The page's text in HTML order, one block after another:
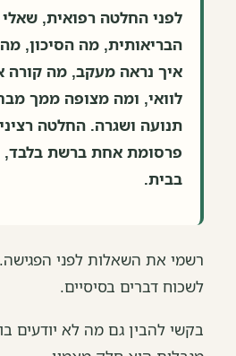
לפני החלטה רפואית,
הבריאותית, מה הסיכון,
איך נראה מעקב, מה קורה
לוואי, ומה מצופה ממך
תנועה ושגרה. החלטה
פרסומת אחת ברשת בלבד,
בבית.
רשמי את השאלות לפני
לשכוח דברים בסיסיים.
בקשי להבין גם מה לא יודעים